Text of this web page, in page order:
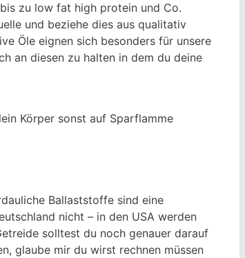
zu low fat high protein und Co.
und beziehe dies aus qualitativ
Öle eignen sich besonders für unsere
an diesen zu halten in dem du deine
Körper sonst auf Sparflamme
Ballaststoffe sind eine
nicht – in den USA werden
solltest du noch genauer darauf
glaube mir du wirst rechnen müssen